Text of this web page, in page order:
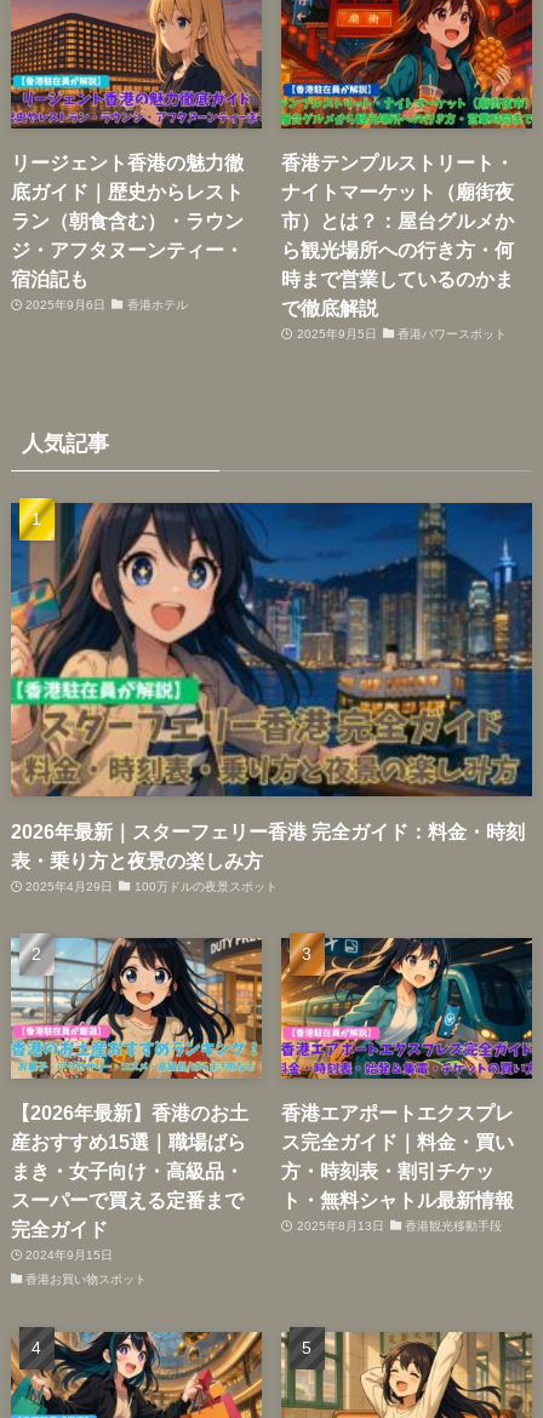
リージェント香港の魅力徹
底ガイド｜歴史からレスト
ラン（朝食含む）・ラウン
ジ・アフタヌーンティー・
宿泊記も
2025年9月6日 香港ホテル
香港テンプルストリート・
ナイトマーケット（廟街夜
市）とは？：屋台グルメか
ら観光場所への行き方・何
時まで営業しているのかま
で徹底解説
2025年9月5日 香港パワースポット
人気記事
2026年最新｜スターフェリー香港 完全ガイド：料金・時刻
表・乗り方と夜景の楽しみ方
2025年4月29日 100万ドルの夜景スポット
【2026年最新】香港のお土
産おすすめ15選｜職場ばら
まき・女子向け・高級品・
スーパーで買える定番まで
完全ガイド
2024年9月15日
香港お買い物スポット
香港エアポートエクスプレ
ス完全ガイド｜料金・買い
方・時刻表・割引チケッ
ト・無料シャトル最新情報
2025年8月13日 香港観光移動手段